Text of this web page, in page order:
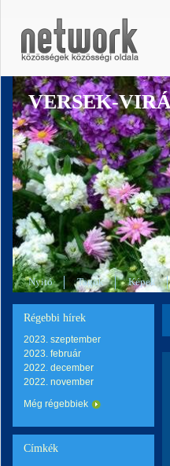
VERSEK-
Nyitó Tagok Képek
Régebbi hírek
2023. szeptember
2023. február
2022. december
2022. november
Még régebbiek
Címkék